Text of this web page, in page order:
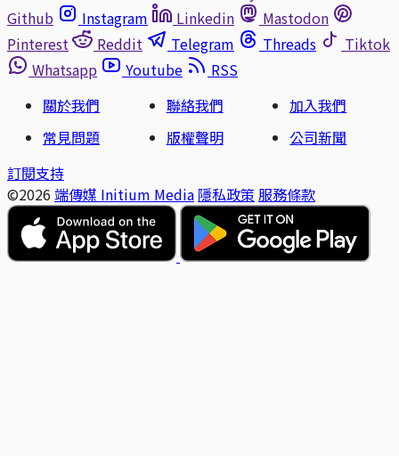
Github
Instagram Linkedin
Mastodon
Pinterest
Reddit Telegram Threads
Tiktok
Whatsapp
Youtube
RSS
關於我們
聯絡我們
加入我們
常見問題
版權聲明
公司新聞
訂閱支持
©2026 端傳媒 Initium Media 隱私政策 服務條款